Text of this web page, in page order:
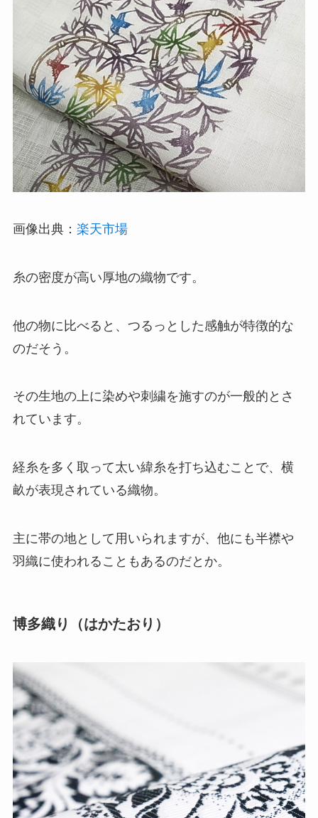
画像出典： 楽天市場
糸の密度が高い厚地の織物です。
他の物に比べると、つるっとした感触が特徴的な
のだそう。
その生地の上に染めや刺繍を施すのが一般的とさ
れています。
経糸を多く取って太い緯糸を打ち込むことで、横
畝が表現されている織物。
主に帯の地として用いられますが、他にも半襟や
羽織に使われることもあるのだとか。
博多織り（はかたおり）